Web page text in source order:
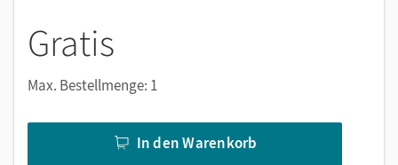
Notizen erstellen
Markierungen setzen
Suchen im Text
Gratis
Max. Bestellmenge: 1
In den Warenkorb